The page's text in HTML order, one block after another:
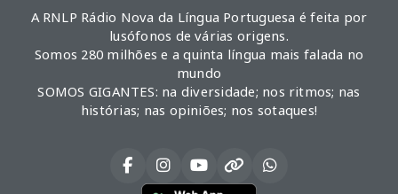
A RNLP Rádio Nova da Língua Portuguesa é feita por
lusófonos de várias origens.
Somos 280 milhões e a quinta língua mais falada no
mundo
SOMOS GIGANTES: na diversidade; nos ritmos; nas
histórias; nas opiniões; nos sotaques!